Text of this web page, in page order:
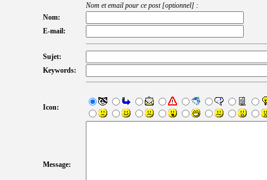
Nom et email pour ce post [optionnel] :
Nom:
E-mail:
Sujet:
Keywords:
Icon:
Message: